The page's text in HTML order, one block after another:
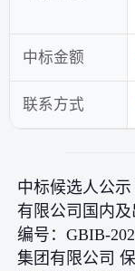
中标金额
联系方式
中标候选人公
有限公司国内
编号：GBIB-
集团有限公司